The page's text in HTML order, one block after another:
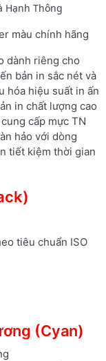
Hạnh Thông
màu chính hãng
dành riêng cho
bản in sắc nét và
hóa hiệu suất in ấn
in chất lượng cao
cấp mực TN
hảo với dòng
tiết kiệm thời gian
tiêu chuẩn ISO
(Cyan)